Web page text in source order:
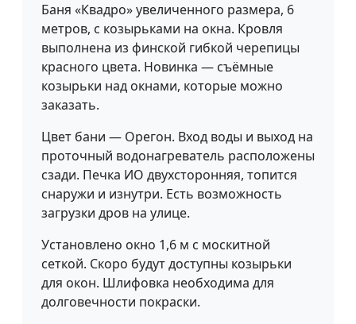
Баня «Квадро» увеличенного размера, 6
метров, с козырьками на окна. Кровля
выполнена из финской гибкой черепицы
красного цвета. Новинка — съёмные
козырьки над окнами, которые можно
заказать.
Цвет бани — Орегон. Вход воды и выход на
проточный водонагреватель расположены
сзади. Печка ИО двухсторонняя, топится
снаружи и изнутри. Есть возможность
загрузки дров на улице.
Установлено окно 1,6 м с москитной
сеткой. Скоро будут доступны козырьки
для окон. Шлифовка необходима для
долговечности покраски.